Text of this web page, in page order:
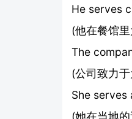
He serves
(他在餐馆
The
(公司致力
She serves
(她在当地